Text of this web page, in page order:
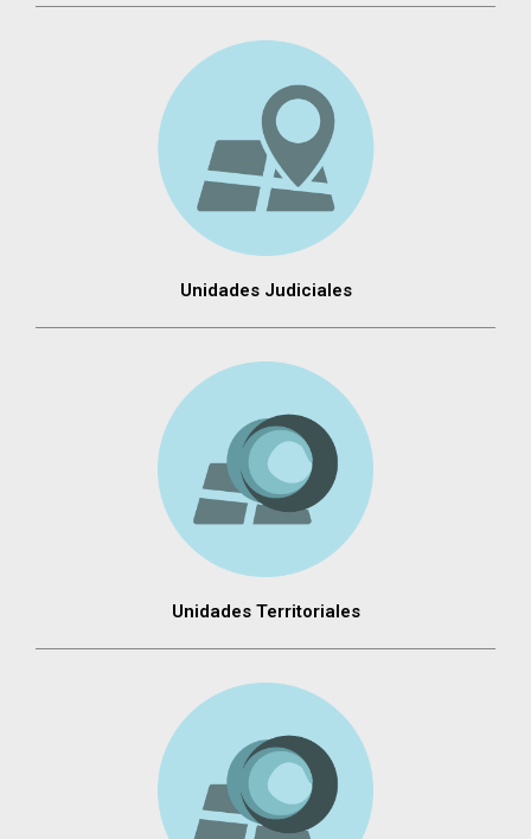
Unidades Judiciales
Unidades Territoriales